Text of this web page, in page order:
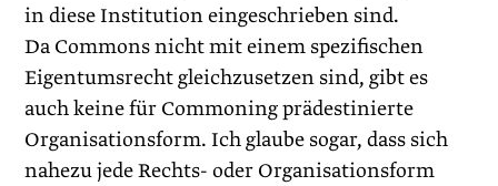
in diese Institution eingeschrieben sind.
Da Commons nicht mit einem spezifischen
Eigentumsrecht gleichzusetzen sind, gibt es
auch keine für Commoning prädestinierte
Organisationsform. Ich glaube sogar, dass sich
nahezu jede Rechts- oder Organisationsform